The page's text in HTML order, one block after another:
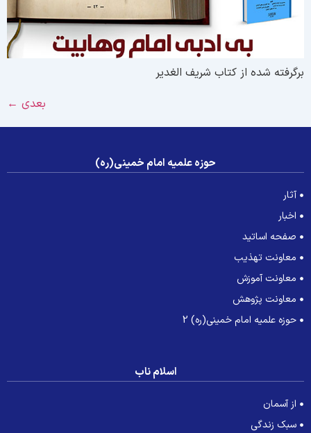
شده از کتاب شریف الغدیر
بعدی←
حوزه علمیه امام خمینی(ره)
آثار
اخبار
صفحه اساتید
معاونت تهذیب
معاونت آموزش
معاونت پژوهش
حوزه علمیه امام خمینی(ره) 2
اسلام ناب
از آسمان
سبک زندگی